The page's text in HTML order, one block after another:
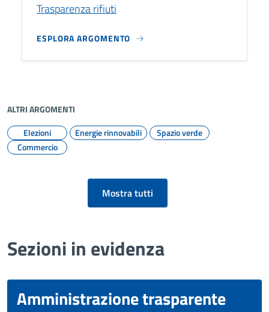
Trasparenza rifiuti
ESPLORA ARGOMENTO
ALTRI ARGOMENTI
Elezioni
Energie rinnovabili
Spazio verde
Commercio
Mostra tutti
Sezioni in evidenza
Amministrazione trasparente